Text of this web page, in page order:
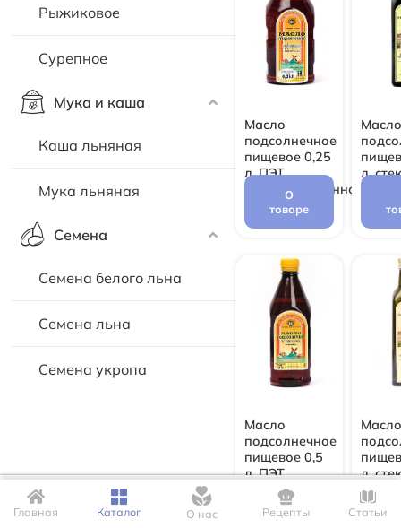
Рыжиковое
Сурепное
Мука и каша
Каша льняная
Мука льняная
Семена
Семена белого льна
Семена льна
Семена укропа
Масло
подсолнечное
пищевое 0,25
л. ПЭТ
(невымороженное)
О
товаре
л.
Масло
подсолнечное
пищевое 0,5
л. ПЭТ
(невымороженное)
О
товаре
л.
Главная Каталог О нас Рецепты Статьи
Для корректной работы сайта мы используем файлы Cookie. Это
позволяет нам запомнить Ваши настройки и предпочтения.